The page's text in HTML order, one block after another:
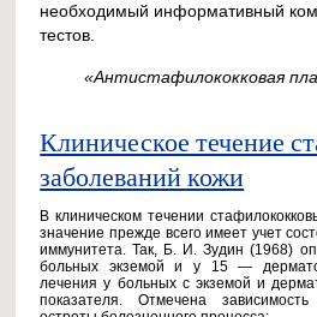
необходимый информативный
тестов.
«Антистафилококковая
Клиническое течение
заболеваний кожи
В клиническом течении
значение прежде всего имеет учет
иммунитета. Так, Б. И. Зудин (1968)
больных экземой и у 15 —
лечения у больных с экземой и
показателя. Отмечена